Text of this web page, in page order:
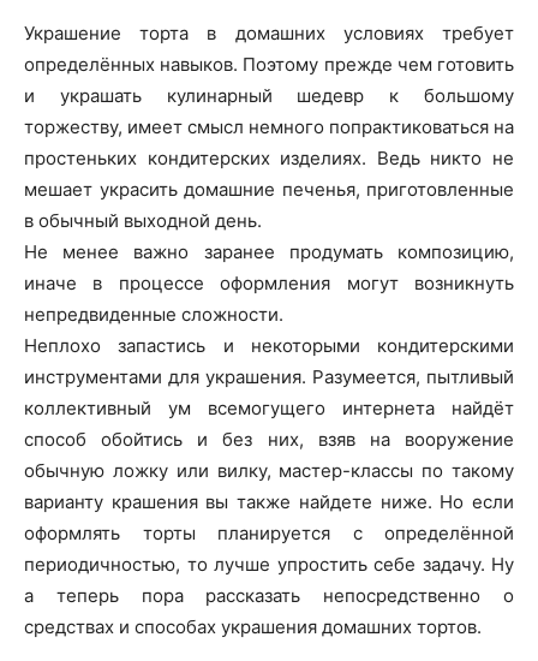
Украшение торта в домашних условиях требует
определённых навыков. Поэтому прежде чем готовить
и украшать кулинарный шедевр к большому
торжеству, имеет смысл немного попрактиковаться на
простеньких кондитерских изделиях. Ведь никто не
мешает украсить домашние печенья, приготовленные
в обычный выходной день.
Не менее важно заранее продумать композицию,
иначе в процессе оформления могут возникнуть
непредвиденные сложности.
Неплохо запастись и некоторыми кондитерскими
инструментами для украшения. Разумеется, пытливый
коллективный ум всемогущего интернета найдёт
способ обойтись и без них, взяв на вооружение
обычную ложку или вилку, мастер-классы по такому
варианту крашения вы также найдете ниже. Но если
оформлять торты планируется с определённой
периодичностью, то лучше упростить себе задачу. Ну
а теперь пора рассказать непосредственно о
средствах и способах украшения домашних тортов.